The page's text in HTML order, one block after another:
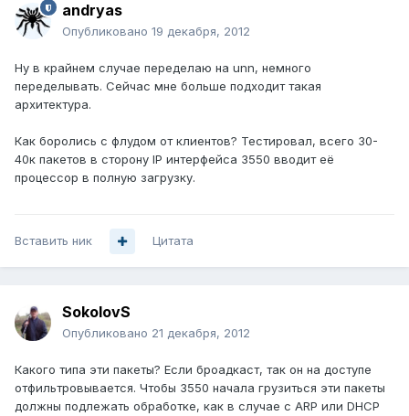
andryas
Опубликовано 19 декабря, 2012
Ну в крайнем случае переделаю на unn, немного
переделывать. Сейчас мне больше подходит такая
архитектура.
Как боролись с флудом от клиентов? Тестировал, всего 30-
40к пакетов в сторону IP интерфейса 3550 вводит её
процессор в полную загрузку.
Вставить ник Цитата
SokolovS
Опубликовано 21 декабря, 2012
Какого типа эти пакеты? Если броадкаст, так он на доступе
отфильтровывается. Чтобы 3550 начала грузиться эти пакеты
должны подлежать обработке, как в случае с ARP или DHCP